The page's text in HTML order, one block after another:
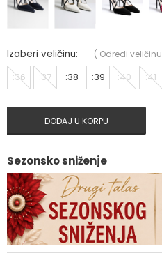
Izaberi veličinu: ( Odredi veličinu
:36 :37 :38 :39 :40 :41
DODAJ U KORPU
Sezonsko sniženje